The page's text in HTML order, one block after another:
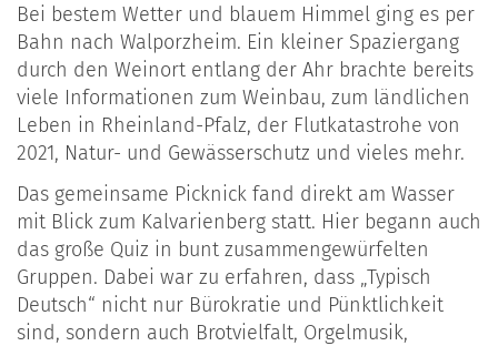
Bei bestem Wetter und blauem Himmel ging es per
Bahn nach Walporzheim. Ein kleiner Spaziergang
durch den Weinort entlang der Ahr brachte bereits
viele Informationen zum Weinbau, zum ländlichen
Leben in Rheinland-Pfalz, der Flutkatastrohe von
2021, Natur- und Gewässerschutz und vieles mehr.
Das gemeinsame Picknick fand direkt am Wasser
mit Blick zum Kalvarienberg statt. Hier begann auch
das große Quiz in bunt zusammengewürfelten
Gruppen. Dabei war zu erfahren, dass „Typisch
Deutsch“ nicht nur Bürokratie und Pünktlichkeit
sind, sondern auch Brotvielfalt, Orgelmusik,